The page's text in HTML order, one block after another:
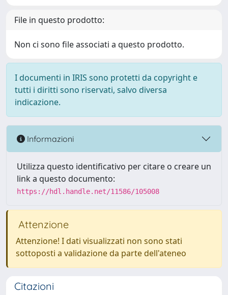
File in questo prodotto:
Non ci sono file associati a questo prodotto.
I documenti in IRIS sono protetti da copyright e
tutti i diritti sono riservati, salvo diversa
indicazione.
Informazioni
Utilizza questo identificativo per citare o creare un
link a questo documento:
https://hdl.handle.net/11586/105008
Attenzione
Attenzione! I dati visualizzati non sono stati
sottoposti a validazione da parte dell'ateneo
Citazioni